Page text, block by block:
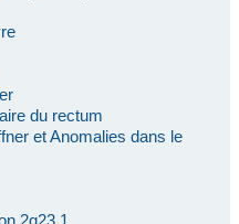
du rectum
et Anomalies dans le
2q23.1